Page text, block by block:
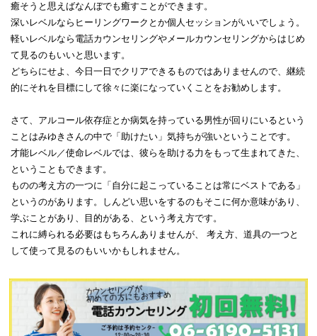
癒そうと思えばなんぼでも癒すことができます。
深いレベルならヒーリングワークとか個人セッションがいいでしょう。
軽いレベルなら電話カウンセリングやメールカウンセリングからはじめ
て見るのもいいと思います。
どちらにせよ、今日一日でクリアできるものではありませんので、継続
的にそれを目標にして徐々に楽になっていくことをお勧めします。
さて、アルコール依存症とか病気を持っている男性が回りにいるという
ことはみゆきさんの中で「助けたい」気持ちが強いということです。
才能レベル／使命レベルでは、彼らを助ける力をもって生まれてきた、
ということもできます。
ものの考え方の一つに「自分に起こっていることは常にベストである」
というのがあります。しんどい思いをするのもそこに何か意味があり、
学ぶことがあり、目的がある、という考え方です。
これに縛られる必要はもちろんありませんが、 考え方、道具の一つと
して使って見るのもいいかもしれません。